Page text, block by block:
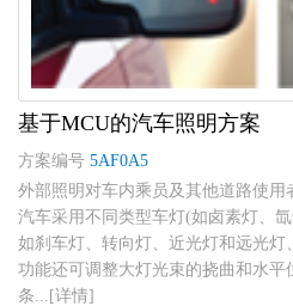
基于MCU的汽车照明方案
方案编号 5AF0A5
外部照明对车内乘员及其他道路使用
汽车采用不同类型车灯(如卤素灯、
如刹车灯、转向灯、近光灯和远光灯
功能还可调整大灯光束的挠曲和水平
条...[详情]